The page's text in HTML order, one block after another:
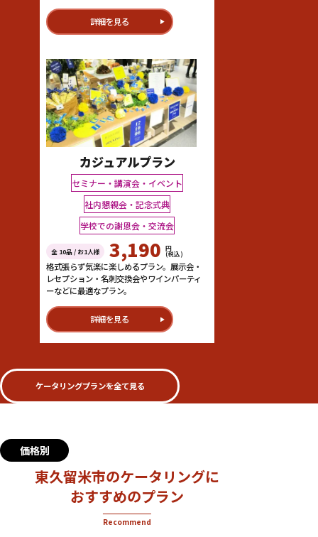
詳細を見る
カジュアルプラン
セミナー・講演会・イベント
社内懇親会・記念式典
学校での謝恩会・交流会
全 10品 / お1人様 3,190 円
(税込)
格式張らず気楽に楽しめるプラン。展示会・
レセプション・名刺交換会やワインパーティ
ーなどに最適なプラン。
詳細を見る
ケータリングプランを全て見る
価格別
東久留米市のケータリングに
おすすめのプラン
Recommend